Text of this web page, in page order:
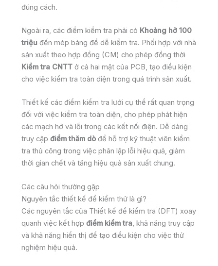
đúng cách.
Ngoài ra, các điểm kiểm tra phải có Khoảng hở 100
triệu đến mép bảng để dễ kiểm tra. Phối hợp với nhà
sản xuất theo hợp đồng (CM) cho phép đồng thời
Kiểm tra CNTT ở cả hai mặt của PCB, tạo điều kiện
cho việc kiểm tra toàn diện trong quá trình sản xuất.
Thiết kế các điểm kiểm tra lưới cụ thể rất quan trọng
đối với việc kiểm tra toàn diện, cho phép phát hiện
các mạch hở và lỗi trong các kết nối điện. Dễ dàng
truy cập điểm thăm dò để hỗ trợ kỹ thuật viên kiểm
tra thủ công trong việc phân lập lỗi hiệu quả, giảm
thời gian chết và tăng hiệu quả sản xuất chung.
Các câu hỏi thường gặp
Nguyên tắc thiết kế để kiểm thử là gì?
Các nguyên tắc của Thiết kế để kiểm tra (DFT) xoay
quanh việc kết hợp điểm kiểm tra, khả năng truy cập
và khả năng hiển thị để tạo điều kiện cho việc thử
nghiệm hiệu quả.